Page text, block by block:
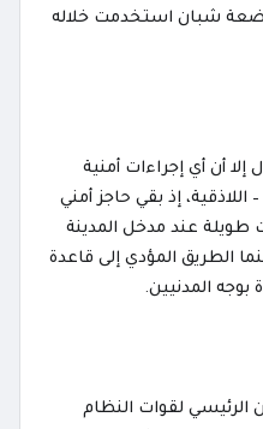
شبان استخدمت خلاله
إلا أن أي إجراءات أمنية
إذ بقي حاجز أمني
طويلة عند مدخل المدينة
الطريق المؤدي إلى قاعدة
المدنيين.
الرئيسي لقوات النظام